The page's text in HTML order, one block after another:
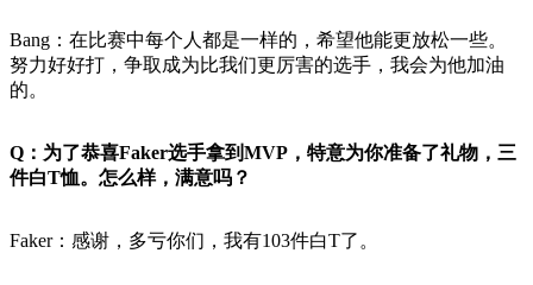
Bang：在比赛中每个人都是一样的，希望他能更放松一些。
努力好好打，争取成为比我们更厉害的选手，我会为他加油
的。
Q：为了恭喜Faker选手拿到MVP，特意为你准备了礼物，三
件白T恤。怎么样，满意吗？
Faker：感谢，多亏你们，我有103件白T了。